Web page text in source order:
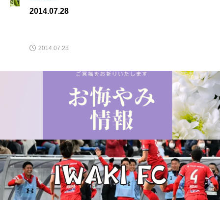
2014.07.28
2014.07.28